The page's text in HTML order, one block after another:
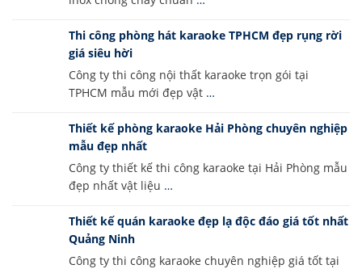
Thi công phòng hát karaoke TPHCM đẹp rụng rời
giá siêu hời
Công ty thi công nội thất karaoke trọn gói tại
TPHCM mẫu mới đẹp vật …
Thiết kế phòng karaoke Hải Phòng chuyên nghiệp
mẫu đẹp nhất
Công ty thiết kế thi công karaoke tại Hải Phòng mẫu
đẹp nhất vật liệu …
Thiết kế quán karaoke đẹp lạ độc đáo giá tốt nhất
Quảng Ninh
Công ty thi công karaoke chuyên nghiệp giá tốt tại